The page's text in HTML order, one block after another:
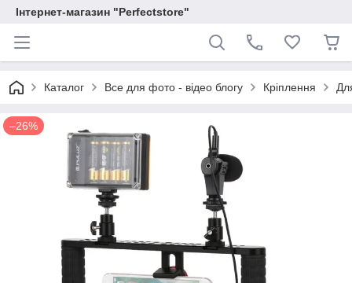
Інтернет-магазин "Perfectstore"
Каталог Все для фото - відео блогу Кріплення
–26%